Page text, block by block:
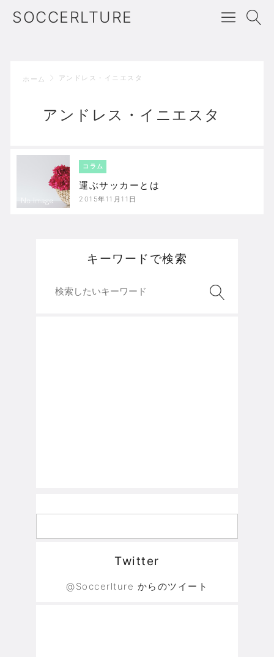
SOCCERLTURE
ホーム アンドレス・イニエスタ
アンドレス・イニエスタ
コラム
運ぶサッカーとは
2015年11月11日
キーワードで検索
Twitter
@Soccerlture からのツイート